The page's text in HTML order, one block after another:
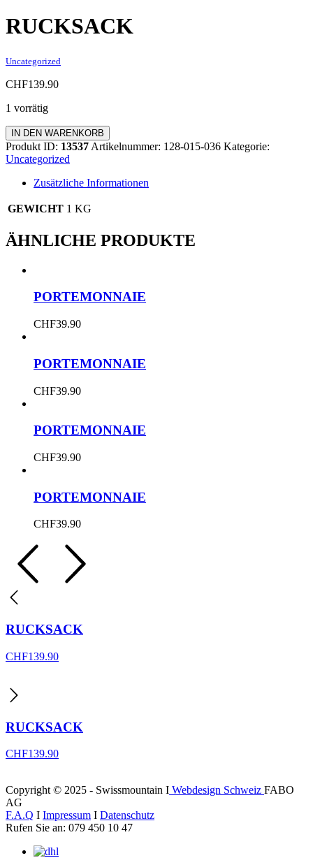
RUCKSACK
Uncategorized
CHF139.90
1 vorrätig
Rucksack
Menge
IN DEN WARENKORB
Produkt ID: 13537 Artikelnummer: 128-015-036 Kategorie:
Uncategorized
Zusätzliche Informationen
GEWICHT 1 KG
ÄHNLICHE PRODUKTE
PORTEMONNAIE
CHF39.90
PORTEMONNAIE
CHF39.90
PORTEMONNAIE
CHF39.90
PORTEMONNAIE
CHF39.90
RUCKSACK
CHF139.90
RUCKSACK
CHF139.90
Copyright © 2025 - Swissmountain I Webdesign Schweiz FABO
AG
F.A.Q I Impressum I Datenschutz
Rufen Sie an: 079 450 10 47